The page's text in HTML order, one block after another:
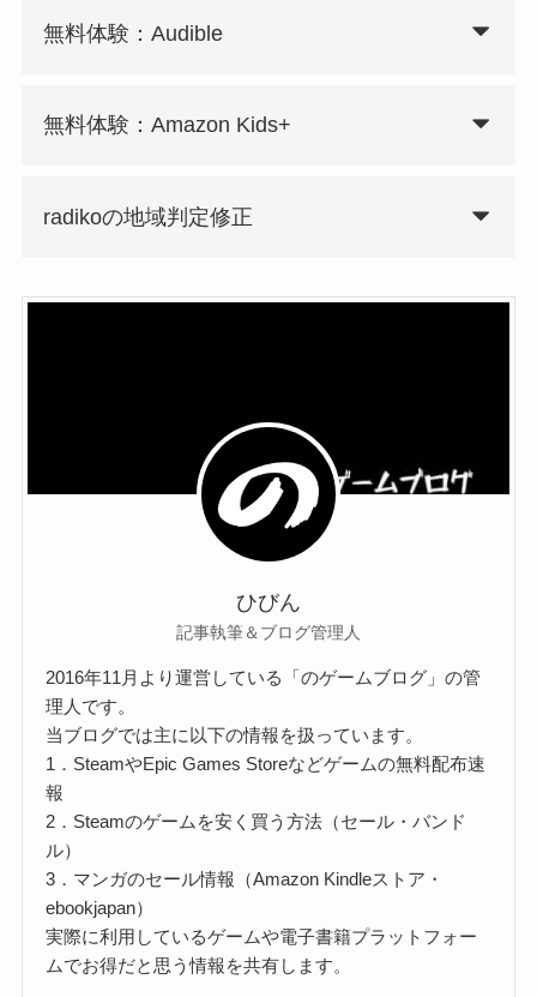
無料体験：Audible
無料体験：Amazon Kids+
radikoの地域判定修正
ひびん
記事執筆＆ブログ管理人
2016年11月より運営している「のゲームブログ」の管
理人です。
当ブログでは主に以下の情報を扱っています。
1．SteamやEpic Games Storeなどゲームの無料配布速
報
2．Steamのゲームを安く買う方法（セール・バンド
ル）
3．マンガのセール情報（Amazon Kindleストア・
ebookjapan）
実際に利用しているゲームや電子書籍プラットフォー
ムでお得だと思う情報を共有します。